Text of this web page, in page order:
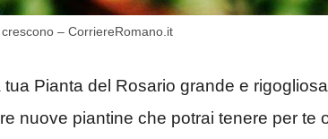
– CorriereRomano.it
Pianta del Rosario grande e
nuove piantine che potrai tenere per te